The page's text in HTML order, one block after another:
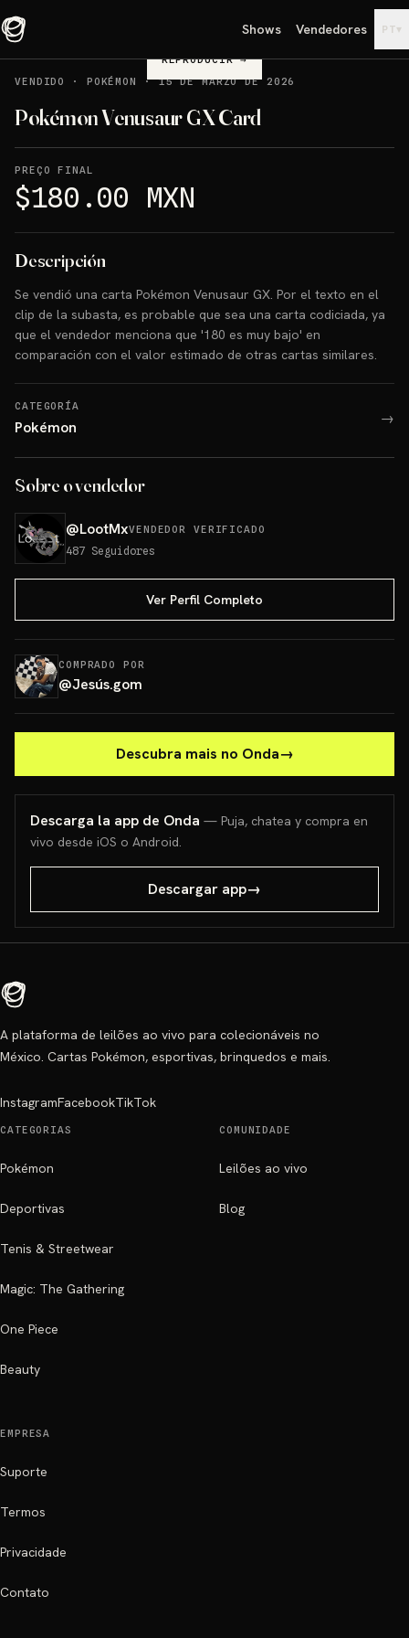
Shows Vendedores PT▾
REPRODUCIR→
VENDIDO
· POKÉMON ·15 DE MARZO DE 2026
Pokémon Venusaur GX Card
PREÇO FINAL
$180.00 MXN
Descripción
Se vendió una carta Pokémon Venusaur GX. Por el texto en el
clip de la subasta, es probable que sea una carta codiciada, ya
que el vendedor menciona que '180 es muy bajo' en
comparación con el valor estimado de otras cartas similares.
CATEGORÍA
Pokémon →
Sobre o vendedor
@LootMxVENDEDOR VERIFICADO
487 Seguidores
Ver Perfil Completo
COMPRADO POR
@Jesús.gom
Descubra mais no Onda→
Descarga la app de Onda — Puja, chatea y compra en
vivo desde iOS o Android.
Descargar app→
A plataforma de leilões ao vivo para colecionáveis no
México. Cartas Pokémon, esportivas, brinquedos e mais.
InstagramFacebookTikTok
CATEGORIAS
Pokémon
Deportivas
Tenis & Streetwear
Magic: The Gathering
One Piece
Beauty
COMUNIDADE
Leilões ao vivo
Blog
EMPRESA
Suporte
Termos
Privacidade
Contato